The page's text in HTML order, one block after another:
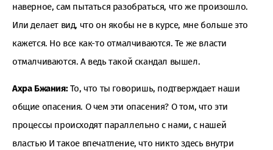
наверное, сам пытаться разобраться, что же произошло.
Или делает вид, что он якобы не в курсе, мне больше это
кажется. Но все как-то отмалчиваются. Те же власти
отмалчиваются. А ведь такой скандал вышел.
Ахра Бжания:То, что ты говоришь, подтверждает наши
общие опасения. О чем эти опасения? О том, что эти
процессы происходят параллельно с нами, с нашей
властью И такое впечатление, что никто здесь внутри